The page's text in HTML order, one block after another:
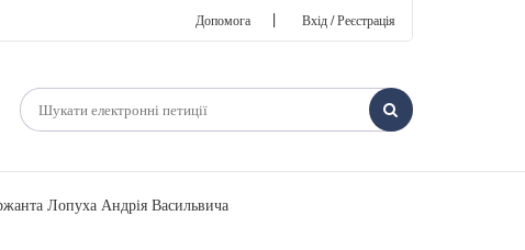
Допомога | Вхід / Реєстрація
Лопуха Андрія Васильвича